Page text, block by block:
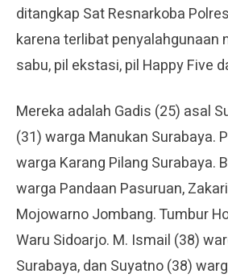
ditangkap Sat Resnarkoba
karena terlibat penyalahgunaan
sabu, pil ekstasi, pil Happy Five
Mereka adalah Gadis (25) asal
(31) warga Manukan Surabaya.
warga Karang Pilang Surabaya.
warga Pandaan Pasuruan,
Mojowarno Jombang. Tumbur
Waru Sidoarjo. M. Ismail (38)
Surabaya, dan Suyatno (38)